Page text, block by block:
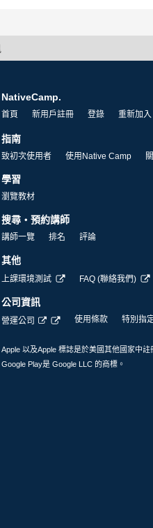
NativeCamp.
首頁 新用戶註冊 登錄 重新加入
指南
致初次使用者 使用Native Camp
學習
瀏覽教材
搜尋・預約講師
講師一覽 排名 評論
其他
上課環境測試 FAQ (聯絡我們)
公司資訊
營運公司 使用條款 特別指
Apple 以及Apple 標誌是於美國其他國家中
Google Play是 Google LLC 的商標。